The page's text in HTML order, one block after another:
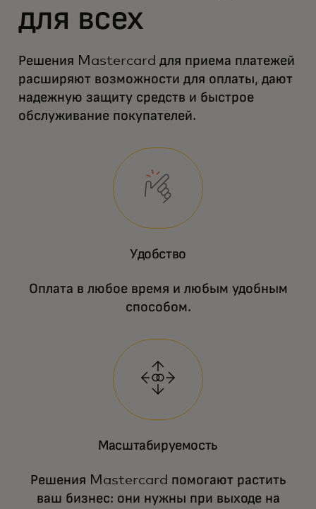
для всех
Решения Mastercard для приема платежей
расширяют возможности для оплаты, дают
надежную защиту средств и быстрое
обслуживание покупателей.
Удобство
Оплата в любое время и любым удобным
способом.
Масштабируемость
Решения Mastercard помогают растить
ваш бизнес: они нужны при выходе на